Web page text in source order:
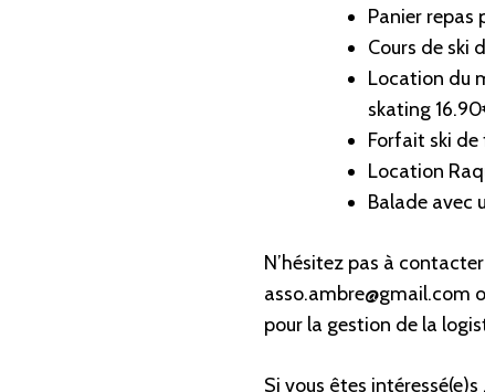
Panier repas
Cours de ski
Location du
skating
Forfait ski
Location
Balade avec
N’hésitez pas à
asso.ambre@gmail.com
pour la gestion de la
Si vous êtes